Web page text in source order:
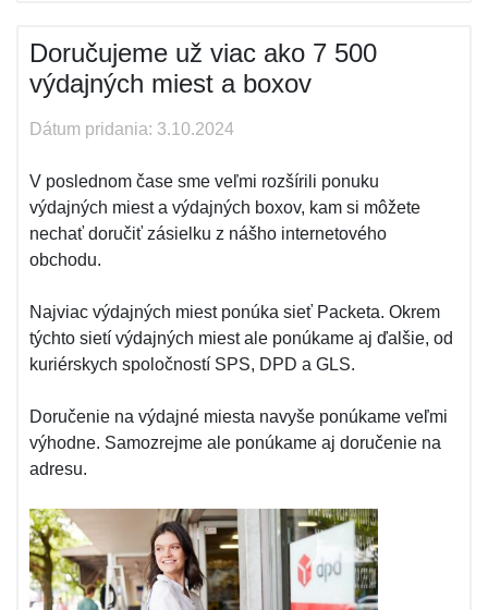
Doručujeme už viac ako 7 500
výdajných miest a boxov
Dátum pridania: 3.10.2024
V poslednom čase sme veľmi rozšírili ponuku
výdajných miest a výdajných boxov, kam si môžete
nechať doručiť zásielku z nášho internetového
obchodu.
Najviac výdajných miest ponúka sieť Packeta. Okrem
týchto sietí výdajných miest ale ponúkame aj ďalšie, od
kuriérskych spoločností SPS, DPD a GLS.
Doručenie na výdajné miesta navyše ponúkame veľmi
výhodne. Samozrejme ale ponúkame aj doručenie na
adresu.